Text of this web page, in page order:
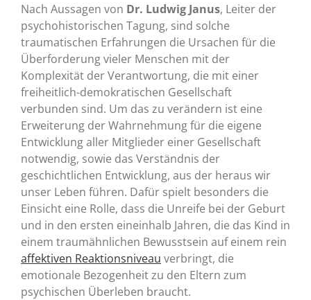
Nach Aussagen von Dr. Ludwig Janus, Leiter der
psychohistorischen Tagung, sind solche
traumatischen Erfahrungen die Ursachen für die
Überforderung vieler Menschen mit der
Komplexität der Verantwortung, die mit einer
freiheitlich-demokratischen Gesellschaft
verbunden sind. Um das zu verändern ist eine
Erweiterung der Wahrnehmung für die eigene
Entwicklung aller Mitglieder einer Gesellschaft
notwendig, sowie das Verständnis der
geschichtlichen Entwicklung, aus der heraus wir
unser Leben führen. Dafür spielt besonders die
Einsicht eine Rolle, dass die Unreife bei der Geburt
und in den ersten eineinhalb Jahren, die das Kind in
einem traumähnlichen Bewusstsein auf einem rein
affektiven Reaktionsniveau verbringt, die
emotionale Bezogenheit zu den Eltern zum
psychischen Überleben braucht.